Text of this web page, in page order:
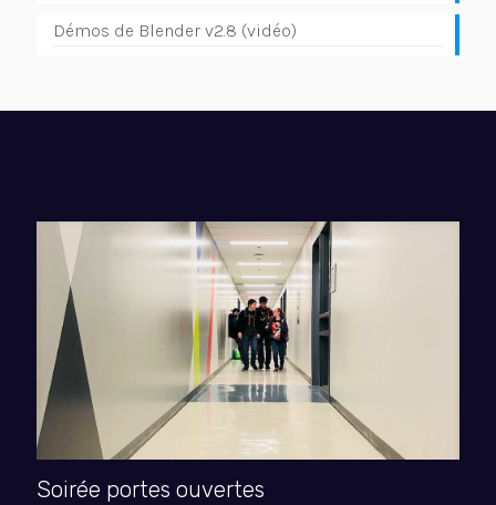
Démos de Blender v2.8 (vidéo)
Soirée portes ouvertes